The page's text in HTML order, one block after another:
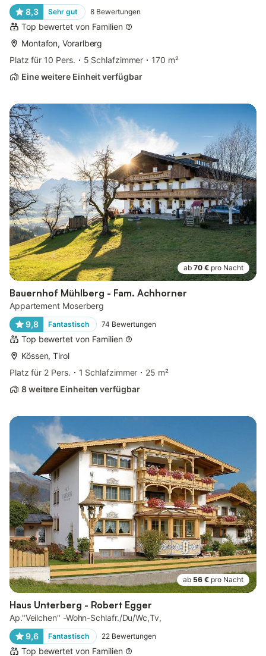
8,3 Sehr gut 8 Bewertungen
Top bewertet von Familien
Montafon, Vorarlberg
Platz für 10 Pers.
5 Schlafzimmer
170 m²
Eine weitere Einheit verfügbar
ab 70 € pro Nacht
Bauernhof Mühlberg - Fam. Achhorner
Appartement Moserberg
9,8
Fantastisch 74 Bewertungen
Top bewertet von Familien
Kössen, Tirol
Platz für 2 Pers.
1 Schlafzimmer
25 m²
8 weitere Einheiten verfügbar
ab 56 € pro Nacht
Haus Unterberg - Robert Egger
Ap."Veilchen" -Wohn-Schlafr./Du/Wc,Tv,
9,6
Fantastisch 22 Bewertungen
Top bewertet von Familien